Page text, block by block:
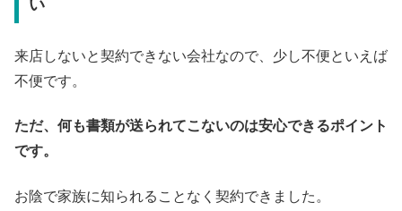
い
来店しないと契約できない会社なので、少し不便といえば
不便です。
ただ、何も書類が送られてこないのは安心できるポイント
です。
お陰で家族に知られることなく契約できました。